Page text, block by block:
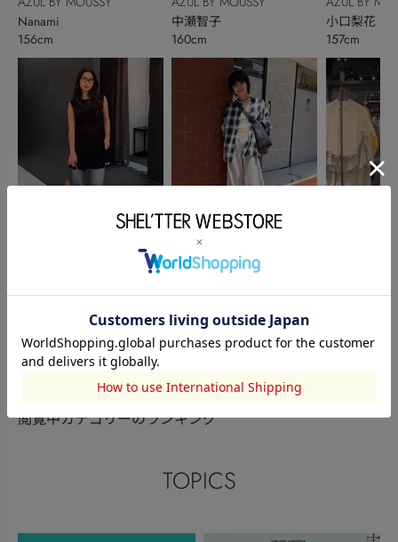
Nanami
156cm
160cm
中瀬智子
160cm
AZUL BY MOUSSY
157cm
小口梨花
157cm
170cm
このアイテムを見た人がチェックしている商品
閲覧中カテゴリーのランキング
TOPICS